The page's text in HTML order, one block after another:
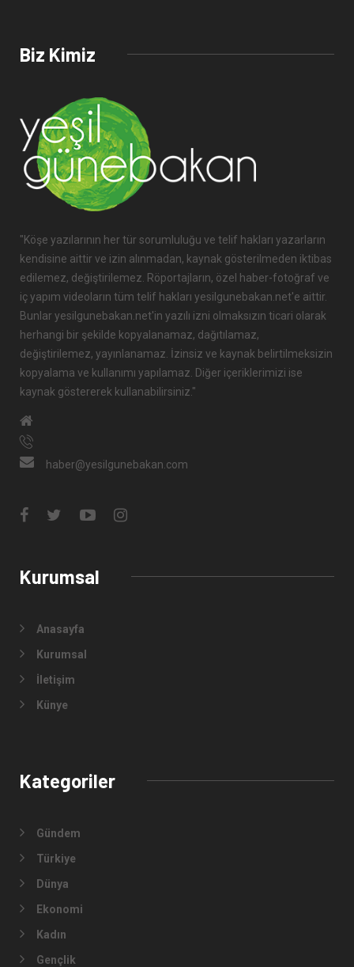
Biz Kimiz
"Köşe yazılarının her tür sorumluluğu ve telif hakları yazarların
kendisine aittir ve izin alınmadan, kaynak gösterilmeden iktibas
edilemez, değiştirilemez. Röportajların, özel haber-fotoğraf ve
iç yapım videoların tüm telif hakları yesilgunebakan.net'e aittir.
Bunlar yesilgunebakan.net'in yazılı izni olmaksızın ticari olarak
herhangi bir şekilde kopyalanamaz, dağıtılamaz,
değiştirilemez, yayınlanamaz. İzinsiz ve kaynak belirtilmeksizin
kopyalama ve kullanımı yapılamaz. Diğer içeriklerimizi ise
kaynak göstererek kullanabilirsiniz."
haber@yesilgunebakan.com
Kurumsal
Anasayfa
Kurumsal
İletişim
Künye
Kategoriler
Gündem
Türkiye
Dünya
Ekonomi
Kadın
Gençlik